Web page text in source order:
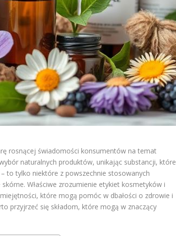
rosnącej świadomości konsumentów na temat
naturalnych produktów, unikając substancji, które
to tylko niektóre z powszechnie stosowanych
Właściwe zrozumienie etykiet kosmetyków i
które mogą pomóc w dbałości o zdrowie i
przyjrzeć się składom, które mogą w znaczący